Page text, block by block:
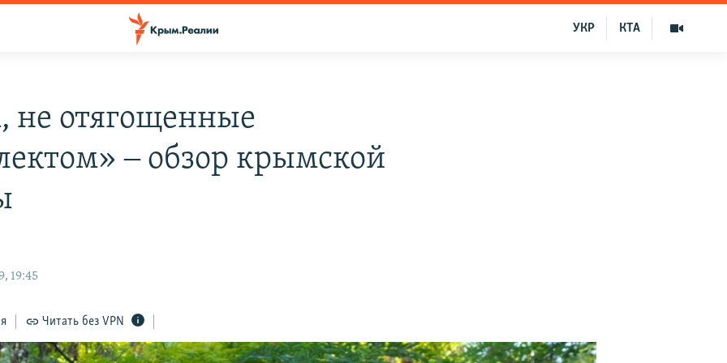
КТА
УКР
не отягощенные
‒ обзор крымской
19:45
Читать без VPN